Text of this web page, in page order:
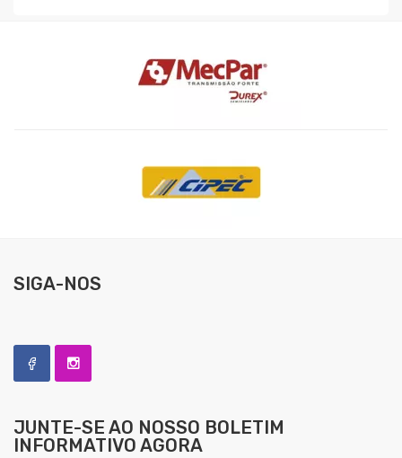
SIGA-NOS
JUNTE-SE AO NOSSO BOLETIM
INFORMATIVO AGORA